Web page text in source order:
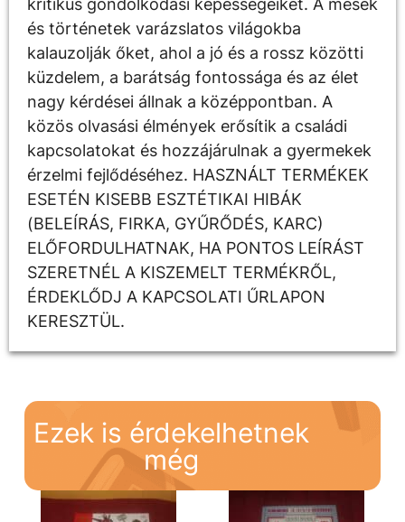
kritikus gondolkodási képességeiket. A mesék
és történetek varázslatos világokba
kalauzolják őket, ahol a jó és a rossz közötti
küzdelem, a barátság fontossága és az élet
nagy kérdései állnak a középpontban. A
közös olvasási élmények erősítik a családi
kapcsolatokat és hozzájárulnak a gyermekek
érzelmi fejlődéséhez. HASZNÁLT TERMÉKEK
ESETÉN KISEBB ESZTÉTIKAI HIBÁK
(BELEÍRÁS, FIRKA, GYŰRŐDÉS, KARC)
ELŐFORDULHATNAK, HA PONTOS LEÍRÁST
SZERETNÉL A KISZEMELT TERMÉKRŐL,
ÉRDEKLŐDJ A KAPCSOLATI ŰRLAPON
KERESZTÜL.
Ezek is érdekelhetnek
még